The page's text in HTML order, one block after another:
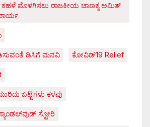
ಕಹಳೆ ಮೊಳಗಿಸಲು ರಾಜಕೀಯ ಚಾಣಕ್ಯ ಅಮಿತ್
ಡಿಸಿಗೆ ಮನವಿ ಕೋವಿಡ್‌19 Relief
ಬಟ್ಟೆಗಳು ಕಳವು
ಸ್ಟೋರಿ